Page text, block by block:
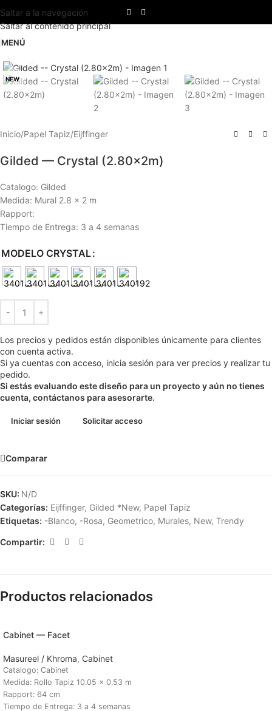
Saltar a la navegación
Saltar al contenido principal
MENÚ
NEW
Inicio/Papel Tapiz/Eijffinger
Gilded — Crystal (2.80x2m)
Catalogo: Gilded
Medida: Mural 2.8 x 2 m
Rapport:
Tiempo de Entrega: 3 a 4 semanas
MODELO CRYSTAL
Los precios y pedidos están disponibles únicamente para clientes
con cuenta activa.
Si ya cuentas con acceso, inicia sesión para ver precios y realizar tu
pedido.
Si estás evaluando este diseño para un proyecto y aún no tienes
cuenta, contáctanos para asesorarte.
Iniciar sesión Solicitar acceso
Comparar
SKU: N/D
Categorías: Eijffinger, Gilded *New, Papel Tapiz
Etiquetas: -Blanco, -Rosa, Geometrico, Murales, New, Trendy
Compartir:
Productos relacionados
Cabinet — Facet
Masureel / Khroma, Cabinet
Catalogo: Cabinet
Medida: Rollo Tapiz 10.05 x 0.53 m
Rapport: 64 cm
Tiempo de Entrega: 3 a 4 semanas